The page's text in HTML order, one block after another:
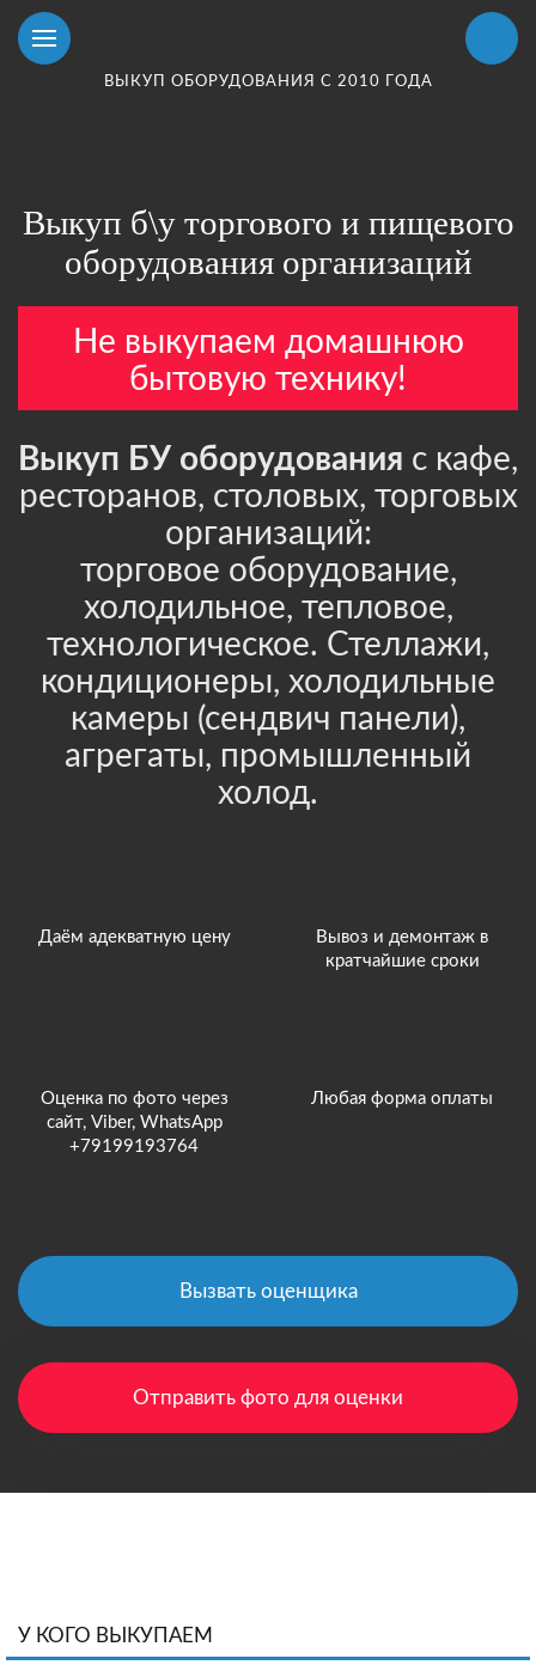
ВЫКУП ОБОРУДОВАНИЯ С 2010 ГОДА
Выкуп б\у торгового и пищевого
оборудования организаций
Не выкупаем домашнюю
бытовую технику!
Выкуп БУ оборудования с кафе,
ресторанов, столовых, торговых
организаций:
торговое оборудование,
холодильное, тепловое,
технологическое. Стеллажи,
кондиционеры, холодильные
камеры (сендвич панели),
агрегаты, промышленный
холод.
Даём адекватную цену
Вывоз и демонтаж в
кратчайшие сроки
Оценка по фото через
сайт, Viber, WhatsApp
+79199193764
Любая форма оплаты
Вызвать оценщика
Отправить фото для оценки
У КОГО ВЫКУПАЕМ